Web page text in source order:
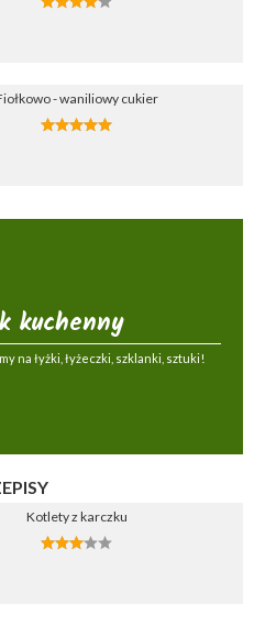
- waniliowy cukier
kuchenny
na łyżki, łyżeczki, szklanki, sztuki!
Kotlety z karczku